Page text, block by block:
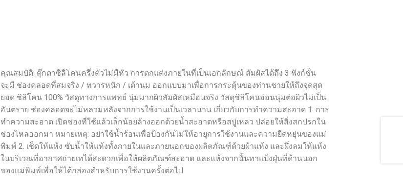
คุณสมบัติ: ตุ๊กตาซิลิโคนครึ่งตัวไม่มีหัว การตกแต่งภายในที่เป็นเอกลักษณ์ สัมผัสได้ถึง 3 ฟังก์ชั่น
จะมี ช่องคลอดที่สมจริง / ทวารหนัก / เต้านม ออกแบบมาเพื่อการกระตุ้นของท่านชายให้ถึงจุดสุด
ยอด ซิลิโคน 100% วัสดุทางการแพทย์ นุ่มมากผิวสัมผัสเหมือนจริง วัสดุซิลิโคนอ่อนนุ่มต่อผิวไม่เป็น
อันตราย ช่องคลอดจะไม่หลวมหลังจากการใช้งานเป็นเวลานาน เกี่ยวกับการทำความสะอาด 1. การ
ทำความสะอาด เปิดช่องที่ใช้แล้วเล็กน้อยล้างออกด้วยน้ำสะอาดหรือสบู่เหลว ปล่อยให้สิ่งสกปรกใน
ช่องไหลออกมา หมายเหตุ: อย่าใช้น้ำร้อนเพื่อป้องกันไม่ให้อายุการใช้งานและความยืดหยุ่นของแม่
พิมพ์ 2. เช็ดให้แห้ง ซับน้ำให้แห้งทั้งภายในและภายนอกของผลิตภัณฑ์ด้วยผ้าแห้ง และผึ่งลมให้แห้ง
ในบริเวณที่อากาศถ่ายเทได้สะดวกเพื่อให้ผลิตภัณฑ์สะอาด และแห้งจากนั้นทาแป้งฝุ่นที่ด้านนอก
ของแม่พิมพ์เพื่อให้ได้กล่องสำหรับการใช้งานครั้งต่อไป